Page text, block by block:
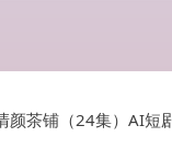
颜茶铺（24集）AI短